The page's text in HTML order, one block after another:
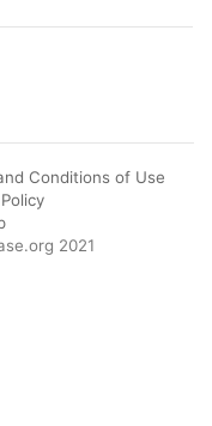
Conditions of Use
2021